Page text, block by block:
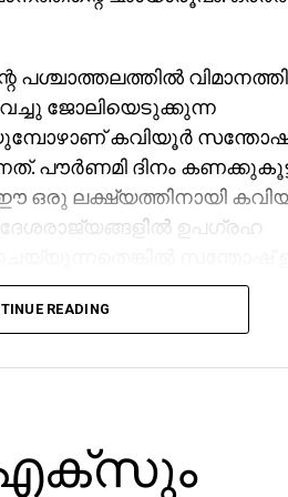
പശ്ചാത്തലത്തില്‍
ജോലിയെടുക്കുന്ന
കവിയൂര്‍
പൗര്‍ണമി ദിനം
ഈ ഒരു ലക്ഷ്യത്തിനായി
ഉപഗ്രഹ
പകരം ലഭിച്ചത്
അപൂര്‍വങ്ങളില്‍
ഭാഗങ്ങളില്‍ നിന്ന്
വേണമെന്ന
പ്രേരിപ്പിച്ചത്. പല
READING
എക്‌സും